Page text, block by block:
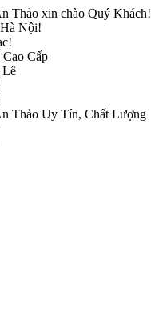
Thảo xin chào Quý Khách!
Nội!
Cấp
Lê
Thảo Uy Tín, Chất Lượng